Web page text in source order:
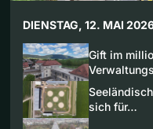
DIENSTAG, 12. MAI
Gift im
sich für…